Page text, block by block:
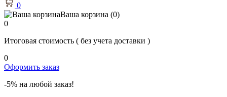
0
Ваша корзина (0)
0
Итоговая стоимость ( без учета доставки )
0
Оформить заказ
-5% на любой заказ!